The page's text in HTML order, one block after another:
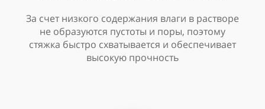
За счет низкого содержания влаги в растворе
не образуются пустоты и поры, поэтому
стяжка быстро схватывается и обеспечивает
высокую прочность